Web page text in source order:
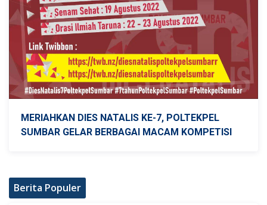
MERIAHKAN DIES NATALIS KE-7, POLTEKPEL
SUMBAR GELAR BERBAGAI MACAM KOMPETISI
Berita Populer